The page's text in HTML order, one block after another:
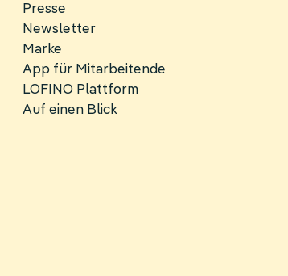
überspringen
Presse
Newsletter
Marke
App für Mitarbeitende
LOFINO Plattform
Auf einen Blick